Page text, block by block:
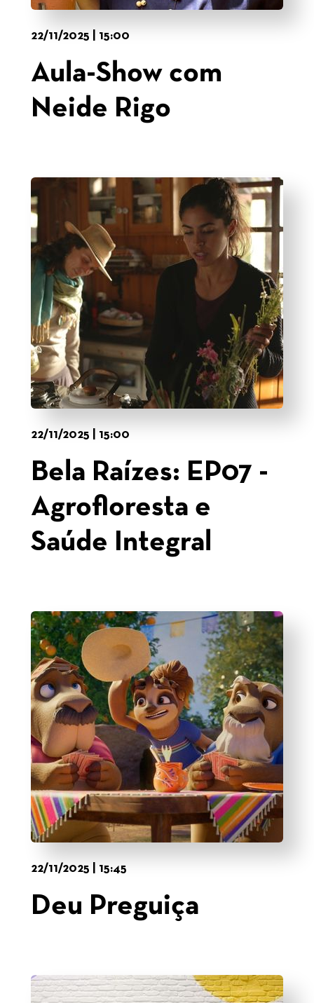
22/11/2025 | 15:00
Aula-Show com
Neide Rigo
22/11/2025 | 15:00
Bela Raízes: EP07 -
Agrofloresta e
Saúde Integral
22/11/2025 | 15:45
Deu Preguiça